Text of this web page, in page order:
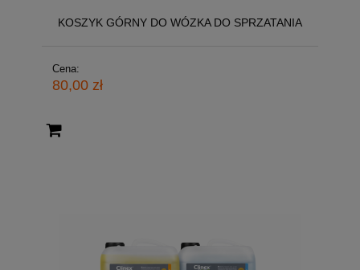
KOSZYK GÓRNY DO WÓZKA DO SPRZATANIA
Cena:
80,00 zł